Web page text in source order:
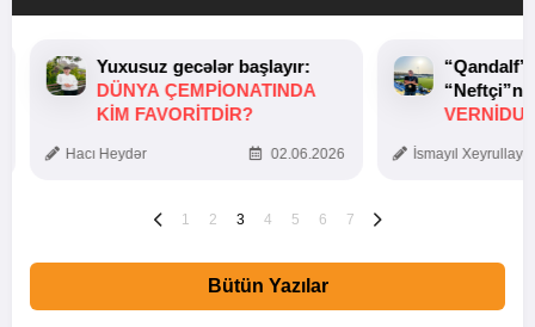
Yuxusuz gecələr başlayır:
DÜNYA ÇEMPIONATINDA
KIM FAVORITDIR?
Hacı Heydər 02.06.2026 İsmayıl
1 2 3 4 5 6 7
Bütün Yazılar